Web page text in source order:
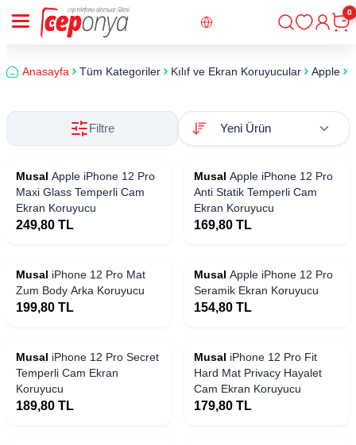
Giriş
0
Anasayfa Tüm Kategoriler Kılıf ve Ekran Koruyucular Apple
Filtre
Musal Apple iPhone 12 Pro
Maxi Glass Temperli Cam
Ekran Koruyucu
249,80 TL
Musal Apple iPhone 12 Pro ​​​​​​​​​​​​
Anti Statik Temperli Cam
Ekran Koruyucu
169,80 TL
Musal iPhone 12 Pro Mat
Zum Body Arka Koruyucu
199,80 TL
Musal Apple iPhone 12 Pro
Seramik Ekran Koruyucu
154,80 TL
Musal iPhone 12 Pro Secret
Temperli Cam Ekran
Koruyucu
189,80 TL
Musal iPhone 12 Pro Fit
Hard Mat Privacy Hayalet
Cam Ekran Koruyucu
179,80 TL